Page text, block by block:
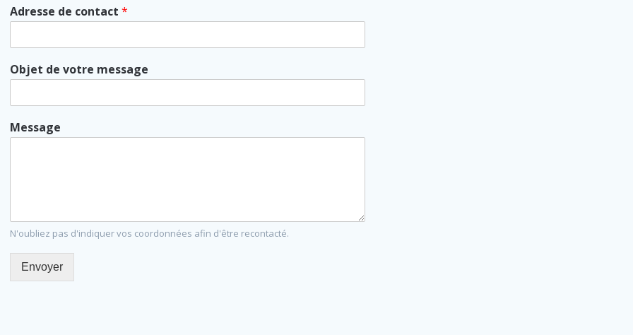
Adresse de contact *
Objet de votre message
Message
N'oubliez pas d'indiquer vos coordonnées afin d'être recontacté.
Envoyer